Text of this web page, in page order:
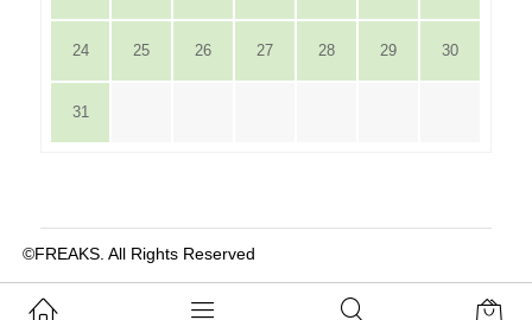
24 25 26 27 28 29 30
31
©FREAKS. All Rights Reserved